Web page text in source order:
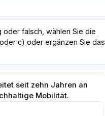
oder falsch, wählen Sie die
c) oder ergänzen Sie das
seit zehn Jahren an
Mobilität.